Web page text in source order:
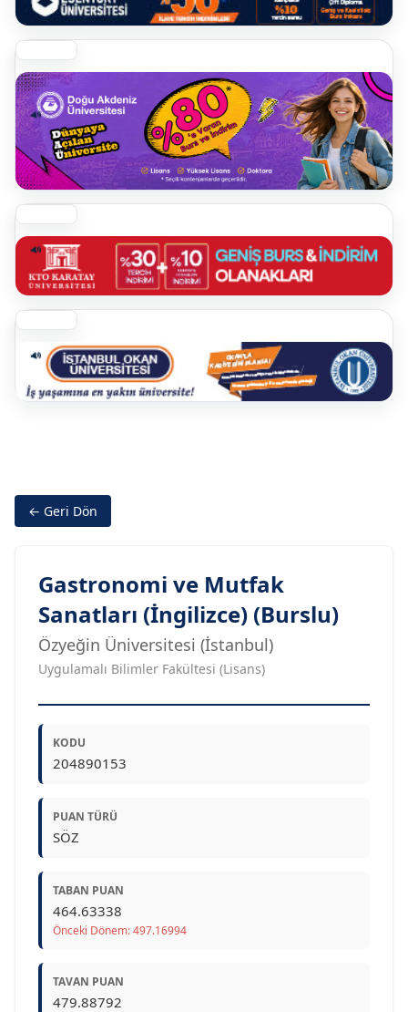
← Geri Dön
Gastronomi ve Mutfak
Sanatları (İngilizce) (Burslu)
Özyeğin Üniversitesi (İstanbul)
Uygulamalı Bilimler Fakültesi (Lisans)
KODU
204890153
PUAN TÜRÜ
SÖZ
TABAN PUAN
464.63338
Önceki Dönem: 497.16994
TAVAN PUAN
479.88792